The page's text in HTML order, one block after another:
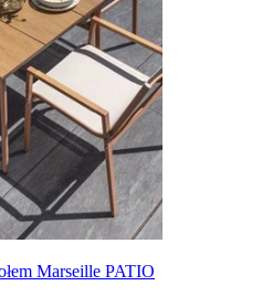
Marseille PATIO